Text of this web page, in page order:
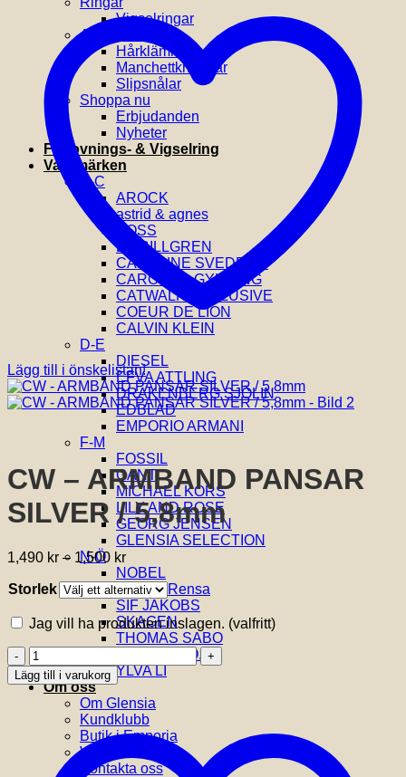
Vigselringar
Accessoarer
Hårklämmor
Manchettknappar
Slipsnålar
Shoppa nu
Erbjudanden
Nyheter
Förlovnings- & Vigselring
Varumärken
A-C
AROCK
astrid & agnes
BOSS
BY BILLGREN
CAROLINE SVEDBOM
CAROLINA GYNNING
CATWALK EXCLUSIVE
COEUR DE LION
CALVIN KLEIN
D-E
DIESEL
EFVA ATTLING
DRAKENBERG SJÖLIN
EDBLAD
EMPORIO ARMANI
F-M
FOSSIL
GANT
MICHAEL KORS
LILY AND ROSE
GEORG JENSEN
GLENSIA SELECTION
N-Ö
NOBEL
ORIS
SIF JAKOBS
SKAGEN
THOMAS SABO
VIDAL & VIDAL
YLVA LI
Om oss
Om Glensia
Kundklubb
Butik i Emporia
Villkor
Kontakta oss
Lägg till i önskelistan!
CW – ARMBAND PANSAR
SILVER / 5,8mm
1,490 kr – 1,500 krPrisintervall:
1,490 kr
till
1,500 kr
Storlek Rensa
Jag vill ha produkten inslagen. (valfritt)
CW
-
ARMBAND
PANSAR
SILVER
5,8mm
mängd
Lägg till i varukorg